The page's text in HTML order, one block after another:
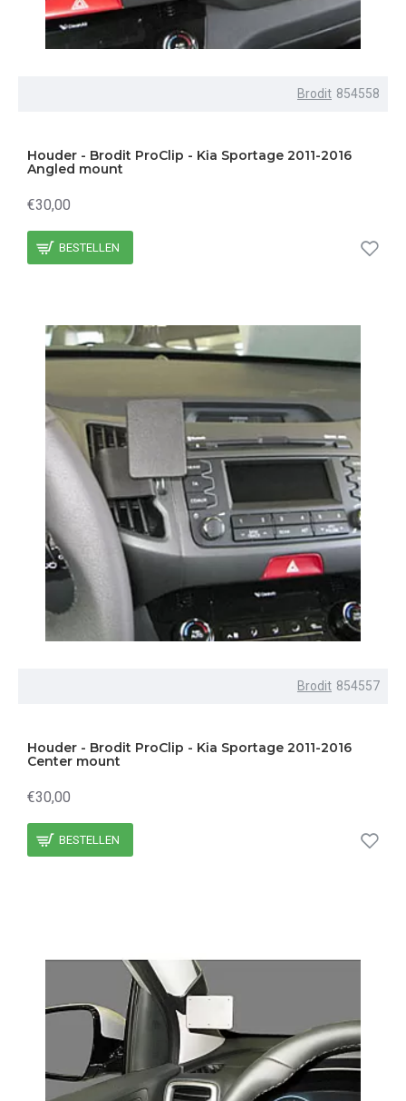
Brodit 854558
Houder - Brodit ProClip - Kia Sportage 2011-2016
Angled mount
€30,00
BESTELLEN
Brodit 854557
Houder - Brodit ProClip - Kia Sportage 2011-2016
Center mount
€30,00
BESTELLEN